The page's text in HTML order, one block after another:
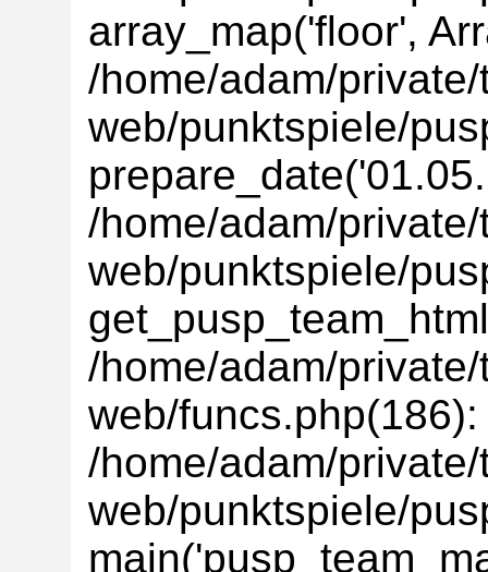
array_map('floor',
/home/adam/
web/punktspiele/
/home/adam/
web/punktspiele/
/home/adam/
web/
/home/adam/
web/punktspiele/